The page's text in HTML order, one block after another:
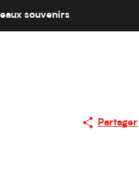
souvenirs
Partager